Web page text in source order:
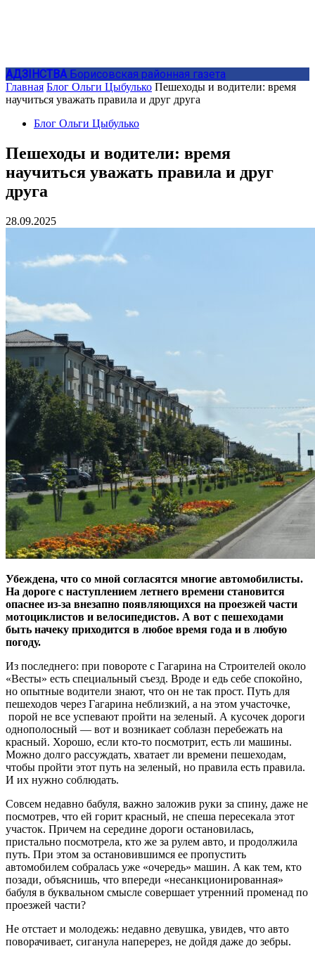
АДЗIНСТВА Борисовская районная газета
Главная Блог Ольги Цыбулько Пешеходы и водители: время
научиться уважать правила и друг друга
Блог Ольги Цыбулько
Пешеходы и водители: время
научиться уважать правила и друг
друга
28.09.2025
Убеждена, что со мной согласятся многие автомобилисты.
На дороге с наступлением летнего времени становится
опаснее из-за внезапно появляющихся на проезжей части
мотоциклистов и велосипедистов. А вот с пешеходами
быть начеку приходится в любое время года и в любую
погоду.
Из последнего: при повороте с Гагарина на Строителей около
«Весты» есть специальный съезд. Вроде и едь себе спокойно,
но опытные водители знают, что он не так прост. Путь для
пешеходов через Гагарина неблизкий, а на этом участочке,
порой не все успевают пройти на зеленый. А кусочек дороги
однополосный — вот и возникает соблазн перебежать на
красный. Хорошо, если кто-то посмотрит, есть ли машины.
Можно долго рассуждать, хватает ли времени пешеходам,
чтобы пройти этот путь на зеленый, но правила есть правила.
И их нужно соблюдать.
Совсем недавно бабуля, важно заложив руки за спину, даже не
посмотрев, что ей горит красный, не спеша пересекала этот
участок. Причем на середине дороги остановилась,
пристально посмотрела, кто же за рулем авто, и продолжила
путь. При этом за остановившимся ее пропустить
автомобилем собралась уже «очередь» машин. А как тем, кто
позади, объяснишь, что впереди «несанкционированная»
бабуля в буквальном смысле совершает утренний променад по
проезжей части?
Не отстает и молодежь: недавно девушка, увидев, что авто
поворачивает, сиганула наперерез, не дойдя даже до зебры.